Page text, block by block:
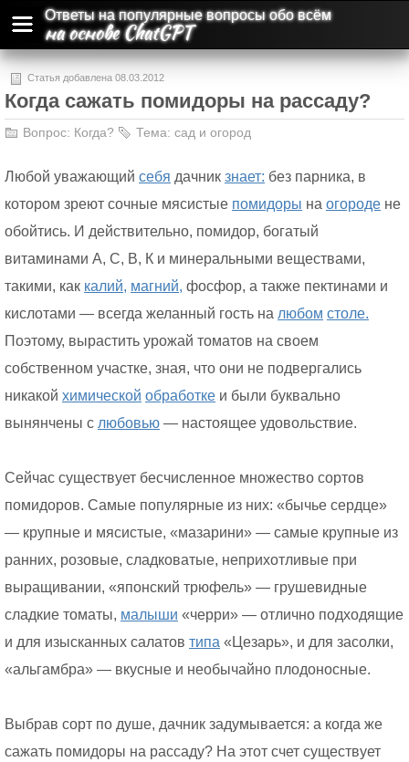
Ответы на популярные вопросы обо всём
на основе ChatGPT
Статья добавлена 08.03.2012
Когда сажать помидоры на рассаду?
Вопрос: Когда? Тема: сад и огород
Любой уважающий себя дачник знает: без парника, в
котором зреют сочные мясистые помидоры на огороде не
обойтись. И действительно, помидор, богатый
витаминами А, С, В, К и минеральными веществами,
такими, как калий, магний, фосфор, а также пектинами и
кислотами — всегда желанный гость на любом столе.
Поэтому, вырастить урожай томатов на своем
собственном участке, зная, что они не подвергались
никакой химической обработке и были буквально
вынянчены с любовью — настоящее удовольствие.
Сейчас существует бесчисленное множество сортов
помидоров. Самые популярные из них: «бычье сердце»
— крупные и мясистые, «мазарини» — самые крупные из
ранних, розовые, сладковатые, неприхотливые при
выращивании, «японский трюфель» — грушевидные
сладкие томаты, малыши «черри» — отлично подходящие
и для изысканных салатов типа «Цезарь», и для засолки,
«альгамбра» — вкусные и необычайно плодоносные.
Выбрав сорт по душе, дачник задумывается: а когда же
сажать помидоры на рассаду? На этот счет существует